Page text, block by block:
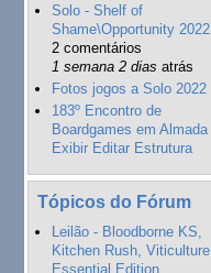
Solo - Shelf of
Shame\Opportunity 2022
2 comentários
1 semana 2 dias atrás
Fotos jogos a Solo 2022
183º Encontro de
Boardgames em Almada
Exibir Editar Estrutura
Tópicos do Fórum
Leilão - Bloodborne KS,
Kitchen Rush, Viticulture
Essential Edition